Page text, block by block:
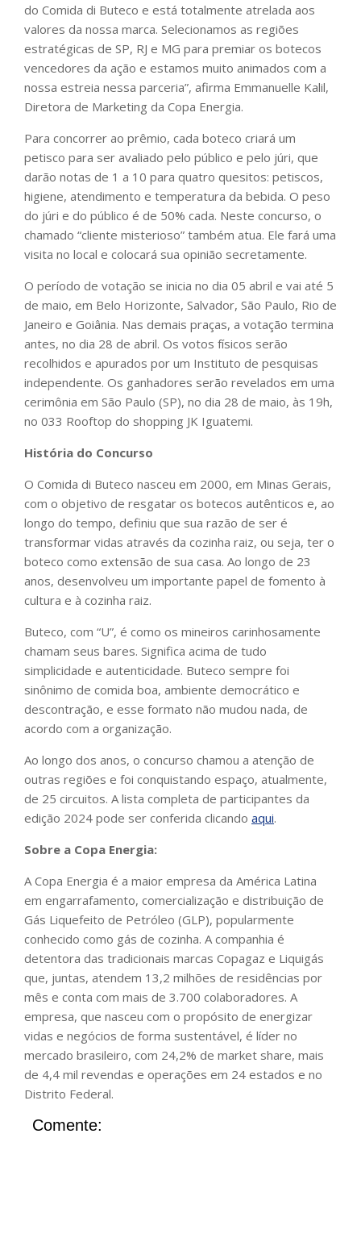
do Comida di Buteco e está totalmente atrelada aos
valores da nossa marca. Selecionamos as regiões
estratégicas de SP, RJ e MG para premiar os botecos
vencedores da ação e estamos muito animados com a
nossa estreia nessa parceria”, afirma Emmanuelle Kalil,
Diretora de Marketing da Copa Energia.
Para concorrer ao prêmio, cada boteco criará um
petisco para ser avaliado pelo público e pelo júri, que
darão notas de 1 a 10 para quatro quesitos: petiscos,
higiene, atendimento e temperatura da bebida. O peso
do júri e do público é de 50% cada. Neste concurso, o
chamado “cliente misterioso” também atua. Ele fará uma
visita no local e colocará sua opinião secretamente.
O período de votação se inicia no dia 05 abril e vai até 5
de maio, em Belo Horizonte, Salvador, São Paulo, Rio de
Janeiro e Goiânia. Nas demais praças, a votação termina
antes, no dia 28 de abril. Os votos físicos serão
recolhidos e apurados por um Instituto de pesquisas
independente. Os ganhadores serão revelados em uma
cerimônia em São Paulo (SP), no dia 28 de maio, às 19h,
no 033 Rooftop do shopping JK Iguatemi.
História do Concurso
O Comida di Buteco nasceu em 2000, em Minas Gerais,
com o objetivo de resgatar os botecos autênticos e, ao
longo do tempo, definiu que sua razão de ser é
transformar vidas através da cozinha raiz, ou seja, ter o
boteco como extensão de sua casa. Ao longo de 23
anos, desenvolveu um importante papel de fomento à
cultura e à cozinha raiz.
Buteco, com “U”, é como os mineiros carinhosamente
chamam seus bares. Significa acima de tudo
simplicidade e autenticidade. Buteco sempre foi
sinônimo de comida boa, ambiente democrático e
descontração, e esse formato não mudou nada, de
acordo com a organização.
Ao longo dos anos, o concurso chamou a atenção de
outras regiões e foi conquistando espaço, atualmente,
de 25 circuitos. A lista completa de participantes da
edição 2024 pode ser conferida clicando aqui.
Sobre a Copa Energia:
A Copa Energia é a maior empresa da América Latina
em engarrafamento, comercialização e distribuição de
Gás Liquefeito de Petróleo (GLP), popularmente
conhecido como gás de cozinha. A companhia é
detentora das tradicionais marcas Copagaz e Liquigás
que, juntas, atendem 13,2 milhões de residências por
mês e conta com mais de 3.700 colaboradores. A
empresa, que nasceu com o propósito de energizar
vidas e negócios de forma sustentável, é líder no
mercado brasileiro, com 24,2% de market share, mais
de 4,4 mil revendas e operações em 24 estados e no
Distrito Federal.
Comente: